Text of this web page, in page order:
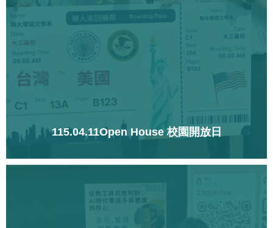
115.04.11Open House 校園開放日